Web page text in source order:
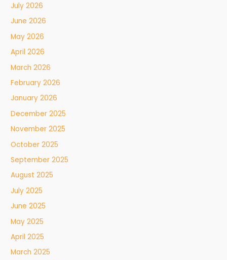
July 2026
June 2026
May 2026
April 2026
March 2026
February 2026
January 2026
December 2025
November 2025
October 2025
September 2025
August 2025
July 2025
June 2025
May 2025
April 2025
March 2025